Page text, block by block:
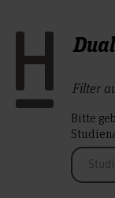
Filter
Bitte